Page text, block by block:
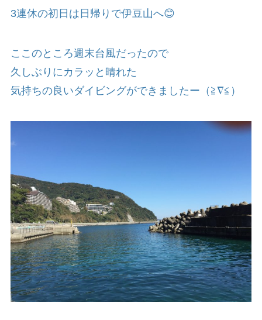
3連休の初日は日帰りで伊豆山へ😊
ここのところ週末台風だったので
久しぶりにカラッと晴れた
気持ちの良いダイビングができましたー（≧∇≦）